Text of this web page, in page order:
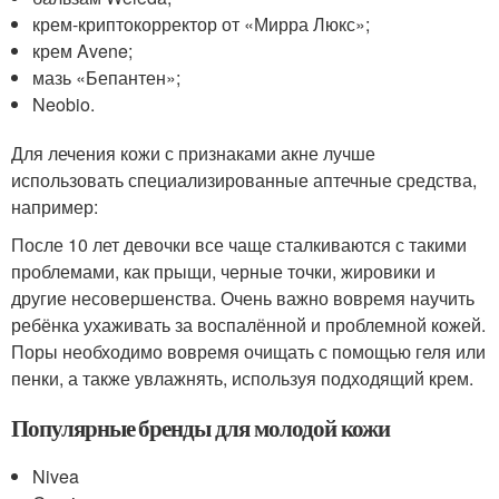
крем-криптокорректор от «Мирра Люкс»;
крем Avene;
мазь «Бепантен»;
Neobio.
Для лечения кожи с признаками акне лучше
использовать специализированные аптечные средства,
например:
После 10 лет девочки все чаще сталкиваются с такими
проблемами, как прыщи, черные точки, жировики и
другие несовершенства. Очень важно вовремя научить
ребёнка ухаживать за воспалённой и проблемной кожей.
Поры необходимо вовремя очищать с помощью геля или
пенки, а также увлажнять, используя подходящий крем.
Популярные бренды для молодой кожи
Nivea